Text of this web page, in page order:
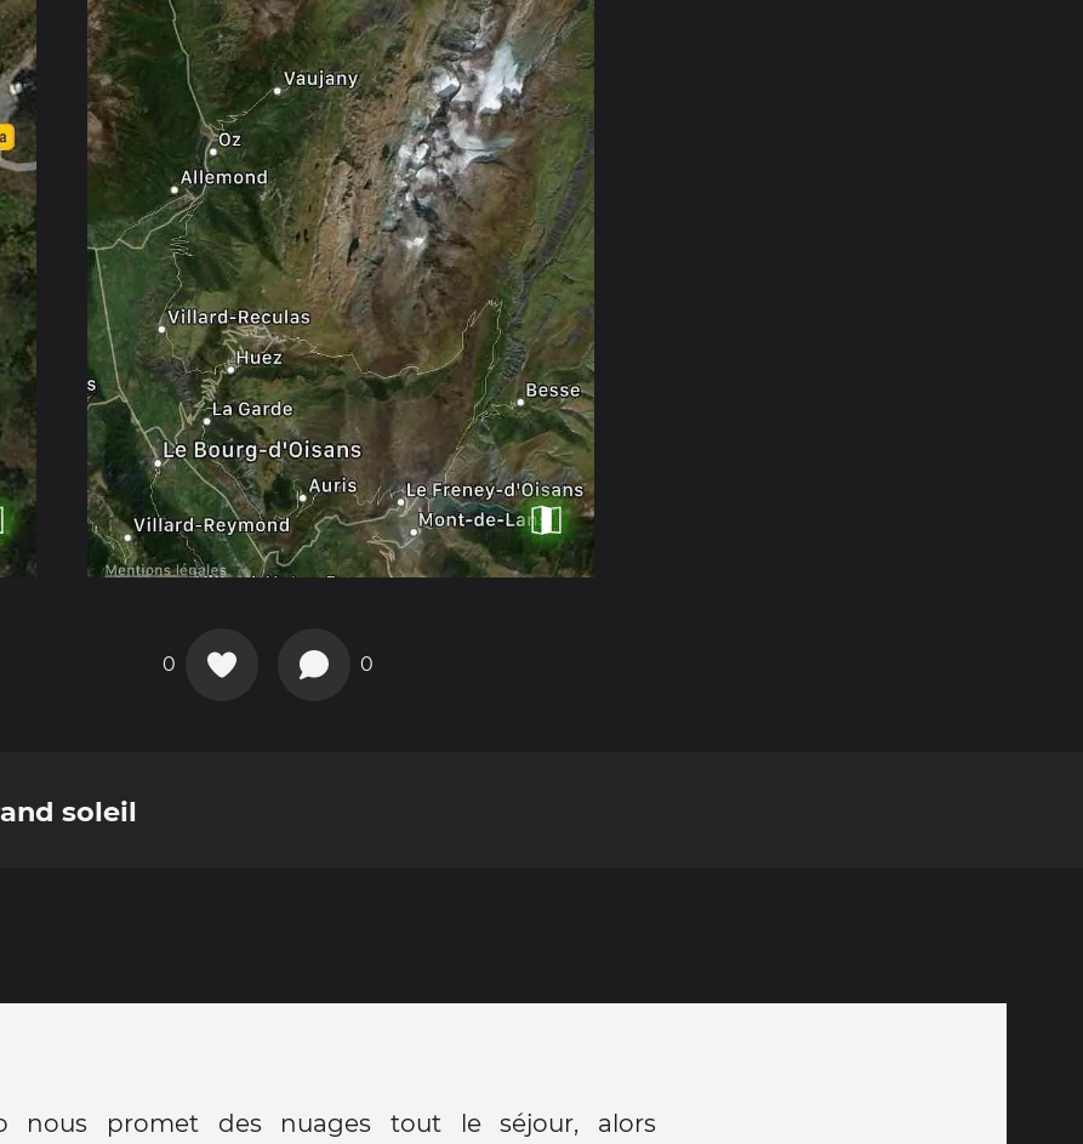
0 0
soleil
nous promet des nuages tout le séjour, alors